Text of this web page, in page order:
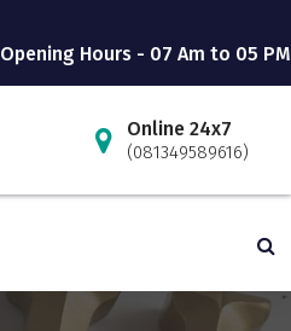
Opening Hours - 07 Am to 05 PM
Online 24x7
(081349589616)